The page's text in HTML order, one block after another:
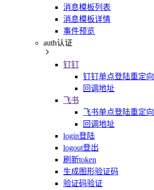
消息模板列表
消息模板详情
事件预览
auth认证
钉钉
钉钉单点登陆重定向
回调地址
飞书
飞书单点登陆重定向
回调地址
login登陆
logout登出
刷新token
生成图形验证码
验证码验证